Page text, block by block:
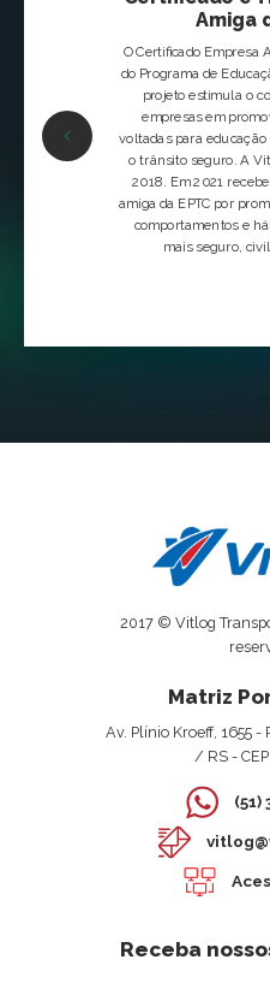
é selecionar,
e de
destacaram
Amiga
O Certificado Empresa
do Programa de
projeto estimula o
empresas em
voltadas para
o trânsito seguro. A
2018. Em 2021
amiga da EPTC por
comportamentos e
mais seguro,
2017 © Vitlog
Matriz
Av. Plínio Kroeff, 1655 -
/ RS -
(51)
Receba